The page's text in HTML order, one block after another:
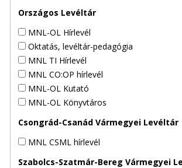
Országos Levéltár
MNL-OL Hírlevél
Oktatás, levéltár-pedagógia
MNL TI Hírlevél
MNL CO:OP hírlevél
MNL-OL Kutató
MNL-OL Könyvtáros
Csongrád-Csanád Vármegyei Levéltár
MNL CSML hírlevél
Szabolcs-Szatmár-Bereg Vármegyei